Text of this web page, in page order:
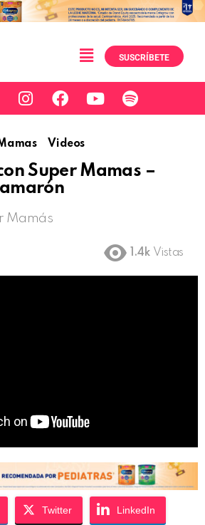
SUSCRÍBETE
Videos
Super Mamas –
Mamás
1.4k Vistas
Twitter LinkedIn